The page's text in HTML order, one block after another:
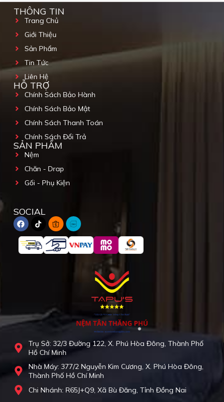
Trụ Sở: 32/3 Đường 122, X. Phú Hòa Đông, Thành Phố
Hồ Chí Minh
Nhà Máy: 377/2 Nguyễn Kim Cương, X. Phú Hòa Đông,
Thành Phố Hồ Chí Minh
Chi Nhánh: R65J+Q9, Xã Bù Đăng, Tỉnh Đồng Nai
THÔNG TIN
Trang Chủ
Giới Thiệu
Sản Phẩm
Tin Tức
Liên Hệ
HỖ TRỢ
Chính Sách Bảo Hành
Chính Sách Bảo Mật
Chính Sách Thanh Toán
Chính Sách Đổi Trả
SẢN PHẨM
Nệm
Chăn - Drap
Gối - Phụ Kiện
SOCIAL